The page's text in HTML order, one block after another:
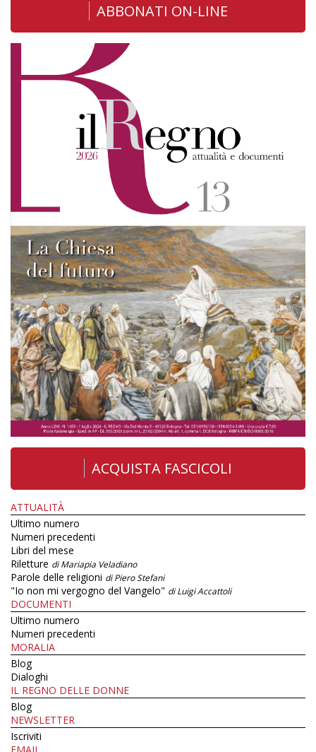
ABBONATI ON-LINE
ACQUISTA FASCICOLI
ATTUALITÀ
Ultimo numero
Numeri precedenti
Libri del mese
Riletture di Mariapia Veladiano
Parole delle religioni di Piero Stefani
"Io non mi vergogno del Vangelo" di Luigi Accattoli
DOCUMENTI
Ultimo numero
Numeri precedenti
MORALIA
Blog
Dialoghi
IL REGNO DELLE DONNE
Blog
NEWSLETTER
Iscriviti